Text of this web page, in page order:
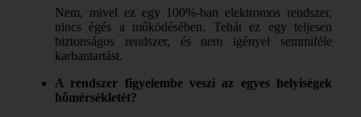
Nem, mivel ez egy 100%-ban elektromos rendszer,
nincs égés a működésében. Tehát ez egy teljesen
biztonságos rendszer, és nem igényel semmiféle
karbantartást.
A rendszer figyelembe veszi az egyes helyiségek
hőmérsékletét?